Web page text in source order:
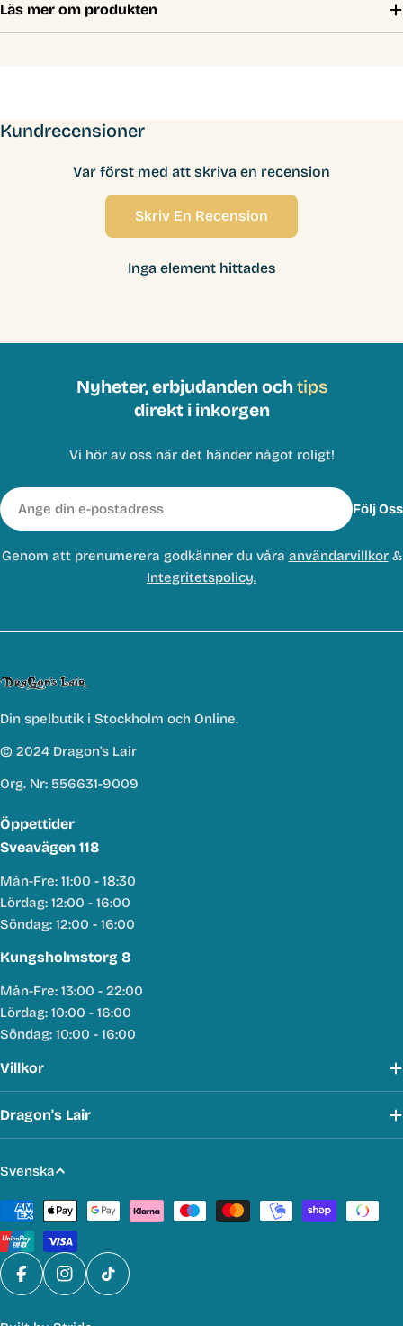
Läs mer om produkten
Kundrecensioner
Var först med att skriva en recension
Skriv En Recension
Inga element hittades
Nyheter, erbjudanden ochtips
direkt i inkorgen
Vi hör av oss när det händer något roligt!
E-
post
Följ Oss
Genom att prenumerera godkänner du våra användarvillkor&
Integritetspolicy.
Din spelbutik i Stockholm och Online.
© 2024 Dragon's Lair
Org. Nr: 556631-9009
Öppettider
Sveavägen 118
Mån-Fre: 11:00 - 18:30
Lördag: 12:00 - 16:00
Söndag: 12:00 - 16:00
Kungsholmstorg 8
Mån-Fre: 13:00 - 22:00
Lördag: 10:00 - 16:00
Söndag: 10:00 - 16:00
Villkor
Dragon's Lair
S
p
r
å
k
Svenska
Betalmetoder
FacebookInstagram
TikTok